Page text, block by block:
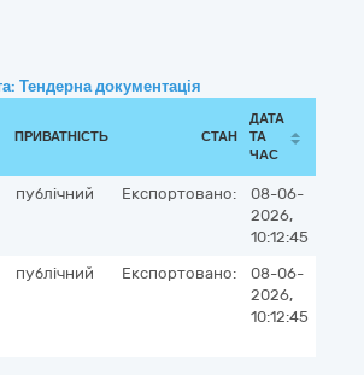
Тендерна документація
ПРИВАТНІСТЬ СТАН
ДАТА
ТА
ЧАС
публічний Експортовано:
08-06-
2026,
10:12:45
публічний Експортовано:
08-06-
2026,
10:12:45